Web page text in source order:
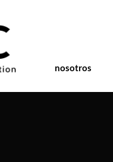
nosotros